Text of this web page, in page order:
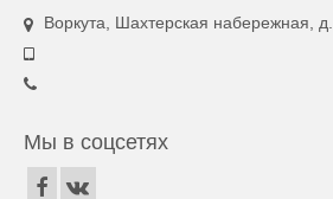
Воркута, Шахтерская набережная, д.
Мы в соцсетях